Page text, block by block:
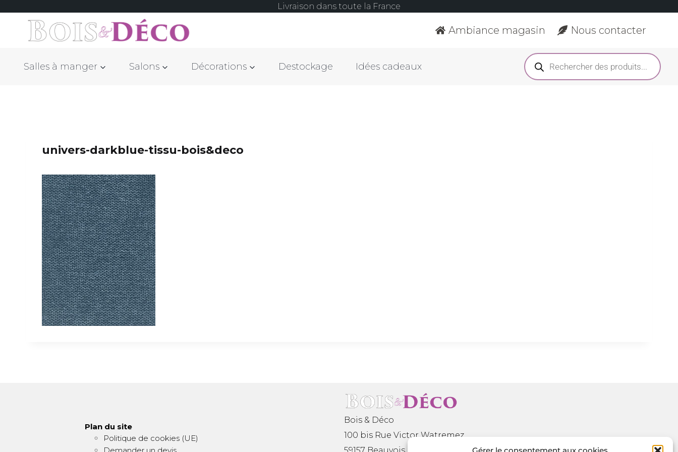
Livraison dans toute la France
Ambiance magasin Nous contacter
Salles à manger Salons Décorations Destockage Idées cadeaux
univers-darkblue-tissu-bois&deco
Plan du site
Politique de cookies (UE)
Demander un devis
Bois & Déco
100 bis Rue Victor Watremez,